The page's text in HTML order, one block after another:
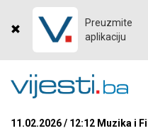
Preuzmite
aplikaciju
11.02.2026 / 12:12 Muzika i